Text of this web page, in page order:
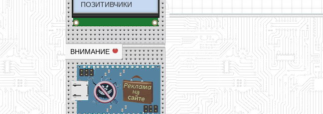
ПОЗИТИВЧИКИ
ВНИМАНИЕ